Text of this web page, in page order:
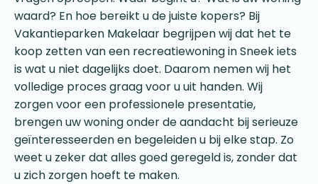
waard? En hoe bereikt u de juiste kopers? Bij
Vakantieparken Makelaar begrijpen wij dat het te
koop zetten van een recreatiewoning in Sneek iets
is wat u niet dagelijks doet. Daarom nemen wij het
volledige proces graag voor u uit handen. Wij
zorgen voor een professionele presentatie,
brengen uw woning onder de aandacht bij serieuze
geïnteresseerden en begeleiden u bij elke stap. Zo
weet u zeker dat alles goed geregeld is, zonder dat
u zich zorgen hoeft te maken.